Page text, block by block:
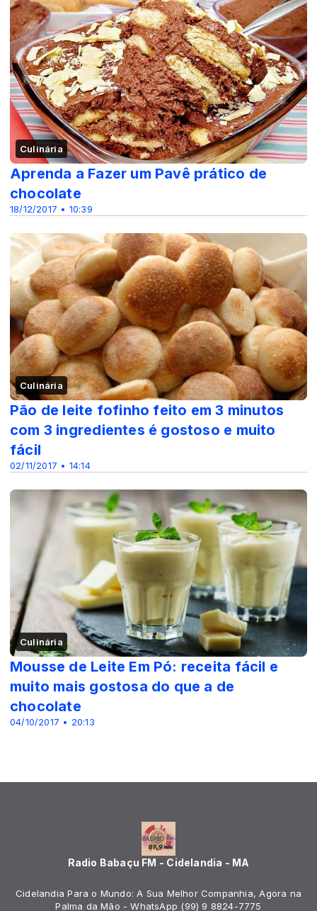
Culinária
18/12/2017 • 10:39
Aprenda a Fazer um Pavê prático de
chocolate
Culinária
02/11/2017 • 14:14
Pão de leite fofinho feito em 3 minutos
com 3 ingredientes é gostoso e muito
fácil
Culinária
04/10/2017 • 20:13
Mousse de Leite Em Pó: receita fácil e
muito mais gostosa do que a de
chocolate
Radio Babaçu FM - Cidelandia - MA
Cidelandia Para o Mundo: A Sua Melhor Companhia, Agora na
Palma da Mão - WhatsApp (99) 9 8824-7775